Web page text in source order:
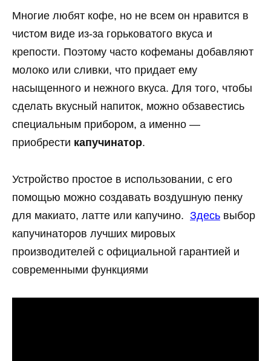
Многие любят кофе, но не всем он нравится в
чистом виде из-за горьковатого вкуса и
крепости. Поэтому часто кофеманы добавляют
молоко или сливки, что придает ему
насыщенного и нежного вкуса. Для того, чтобы
сделать вкусный напиток, можно обзавестись
специальным прибором, а именно —
приобрести капучинатор.
Устройство простое в использовании, с его
помощью можно создавать воздушную пенку
для макиато, латте или капучино. Здесь выбор
капучинаторов лучших мировых
производителей с официальной гарантией и
современными функциями